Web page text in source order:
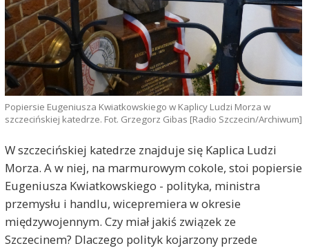
Popiersie Eugeniusza Kwiatkowskiego w Kaplicy Ludzi Morza w
szczecińskiej katedrze. Fot. Grzegorz Gibas [Radio Szczecin/Archiwum]
W szczecińskiej katedrze znajduje się Kaplica Ludzi
Morza. A w niej, na marmurowym cokole, stoi popiersie
Eugeniusza Kwiatkowskiego - polityka, ministra
przemysłu i handlu, wicepremiera w okresie
międzywojennym. Czy miał jakiś związek ze
Szczecinem? Dlaczego polityk kojarzony przede